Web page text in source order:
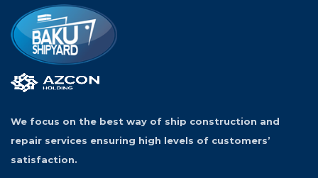
We focus on the best way of ship construction and
repair services ensuring high levels of customers’
satisfaction.